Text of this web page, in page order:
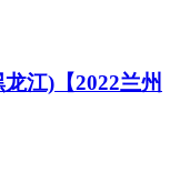
江)【2022兰州